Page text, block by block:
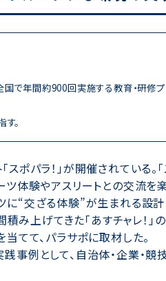
年間約900回実施する教育・研修プ
。
パラ！」が開催されている。
体験やアスリートとの交流を
“交ざる体験”が生まれる設計
み上げてきた「あすチャレ！
てて、パラサポに取材した。
事例として、自治体・企業・